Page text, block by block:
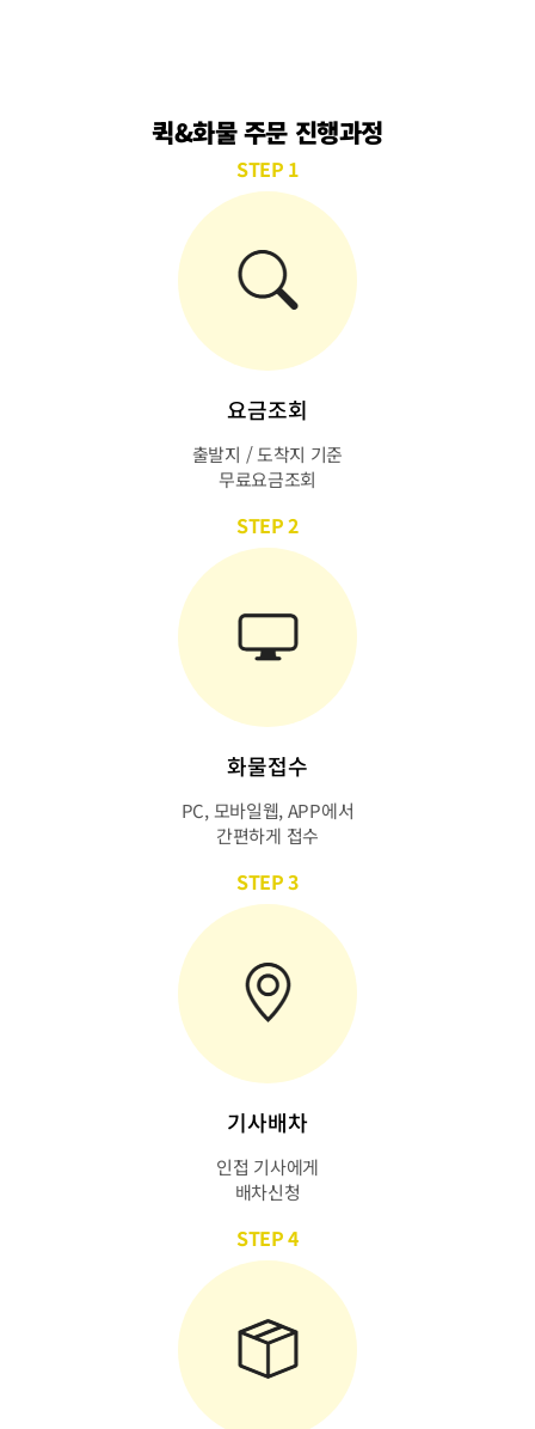
퀵&화물 주문 진행과정
STEP 1
요금조회
출발지 / 도착지 기준
무료요금조회
STEP 2
화물접수
PC, 모바일웹, APP에서
간편하게 접수
STEP 3
기사배차
인접 기사에게
배차신청
STEP 4